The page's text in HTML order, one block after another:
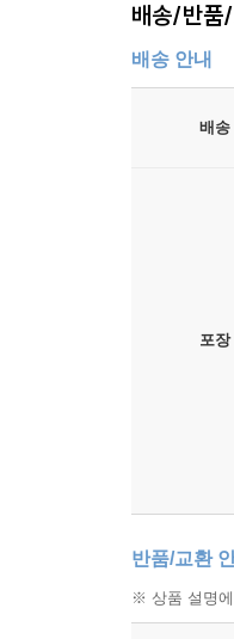
배송/반품
배송 안내
배송
포장
반품/교환
※ 상품 설명